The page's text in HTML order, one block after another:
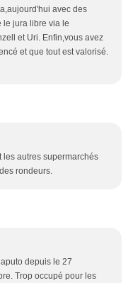
avec des
le jura libre via le
et Uri. Enfin,vous avez
et que tout est valorisé.
les autres supermarchés
rondeurs.
depuis le 27
Trop occupé pour les